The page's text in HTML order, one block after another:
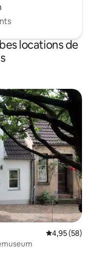
locations de
Évaluation
4,95 (58)